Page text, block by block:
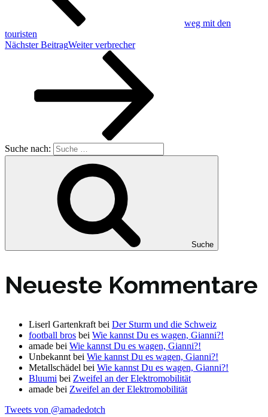
weg mit den
touristen
Nächster BeitragWeiter verbrecher
Suche nach:
Suche
Neueste Kommentare
Liserl Gartenkraft bei Der Sturm und die Schweiz
football bros bei Wie kannst Du es wagen, Gianni?!
amade bei Wie kannst Du es wagen, Gianni?!
Unbekannt bei Wie kannst Du es wagen, Gianni?!
Metallschädel bei Wie kannst Du es wagen, Gianni?!
Bluumi bei Zweifel an der Elektromobilität
amade bei Zweifel an der Elektromobilität
Tweets von @amadedotch